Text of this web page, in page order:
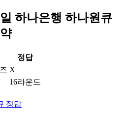
하나은행 하나원큐
정답
X
16라운드
정답